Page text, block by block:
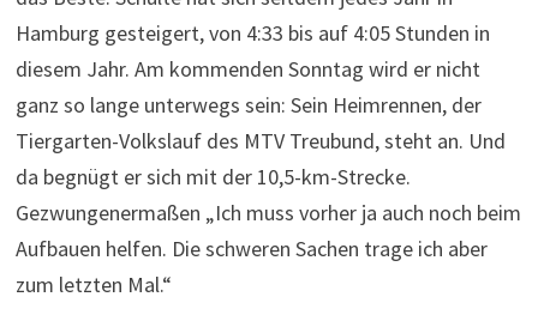
Hamburg gesteigert, von 4:33 bis auf 4:05 Stunden in
diesem Jahr. Am kommenden Sonntag wird er nicht
ganz so lange unterwegs sein: Sein Heimrennen, der
Tiergarten-Volkslauf des MTV Treubund, steht an. Und
da begnügt er sich mit der 10,5-km-Strecke.
Gezwungenermaßen „Ich muss vorher ja auch noch beim
Aufbauen helfen. Die schweren Sachen trage ich aber
zum letzten Mal.“